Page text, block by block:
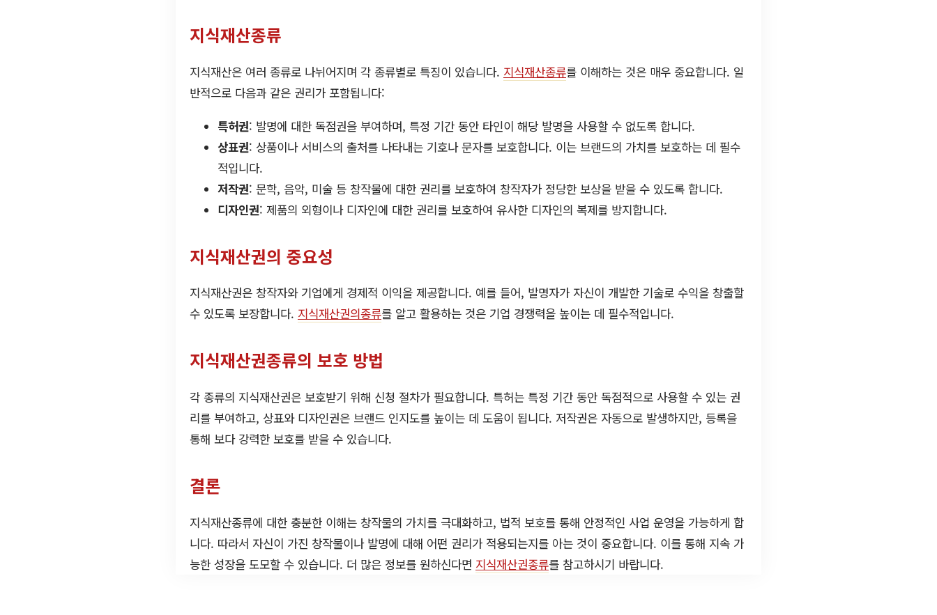
지식재산종류
지식재산은 여러 종류로 나뉘어지며 각 종류별로 특징이 있습니다. 지식재산종류를 이해하는 것은 매우 중요합니다. 일
반적으로 다음과 같은 권리가 포함됩니다:
특허권: 발명에 대한 독점권을 부여하며, 특정 기간 동안 타인이 해당 발명을 사용할 수 없도록 합니다.
상표권: 상품이나 서비스의 출처를 나타내는 기호나 문자를 보호합니다. 이는 브랜드의 가치를 보호하는 데 필수
적입니다.
저작권: 문학, 음악, 미술 등 창작물에 대한 권리를 보호하여 창작자가 정당한 보상을 받을 수 있도록 합니다.
디자인권: 제품의 외형이나 디자인에 대한 권리를 보호하여 유사한 디자인의 복제를 방지합니다.
지식재산권의 중요성
지식재산권은 창작자와 기업에게 경제적 이익을 제공합니다. 예를 들어, 발명자가 자신이 개발한 기술로 수익을 창출할
수 있도록 보장합니다. 지식재산권의종류를 알고 활용하는 것은 기업 경쟁력을 높이는 데 필수적입니다.
지식재산권종류의 보호 방법
각 종류의 지식재산권은 보호받기 위해 신청 절차가 필요합니다. 특허는 특정 기간 동안 독점적으로 사용할 수 있는 권
리를 부여하고, 상표와 디자인권은 브랜드 인지도를 높이는 데 도움이 됩니다. 저작권은 자동으로 발생하지만, 등록을
통해 보다 강력한 보호를 받을 수 있습니다.
결론
지식재산종류에 대한 충분한 이해는 창작물의 가치를 극대화하고, 법적 보호를 통해 안정적인 사업 운영을 가능하게 합
니다. 따라서 자신이 가진 창작물이나 발명에 대해 어떤 권리가 적용되는지를 아는 것이 중요합니다. 이를 통해 지속 가
능한 성장을 도모할 수 있습니다. 더 많은 정보를 원하신다면 지식재산권종류를 참고하시기 바랍니다.